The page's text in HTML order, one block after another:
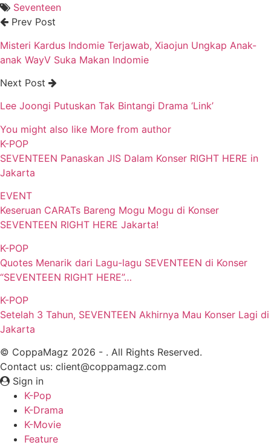
Seventeen
Prev Post
Misteri Kardus Indomie Terjawab, Xiaojun Ungkap Anak-
anak WayV Suka Makan Indomie
Next Post
Lee Joongi Putuskan Tak Bintangi Drama ‘Link’
You might also like More from author
K-POP
SEVENTEEN Panaskan JIS Dalam Konser RIGHT HERE in
Jakarta
EVENT
Keseruan CARATs Bareng Mogu Mogu di Konser
SEVENTEEN RIGHT HERE Jakarta!
K-POP
Quotes Menarik dari Lagu-lagu SEVENTEEN di Konser
“SEVENTEEN RIGHT HERE”…
K-POP
Setelah 3 Tahun, SEVENTEEN Akhirnya Mau Konser Lagi di
Jakarta
© CoppaMagz 2026 - . All Rights Reserved.
Contact us: client@coppamagz.com
Sign in
K-Pop
K-Drama
K-Movie
Feature